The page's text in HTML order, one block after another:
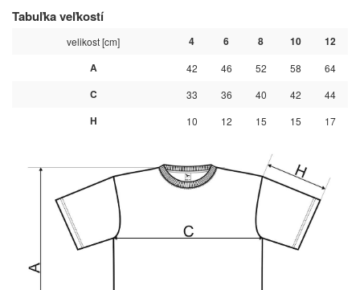
Tabuľka veľkostí
velikost [cm] 4 6 8 10
12
A
42 46 52 58 64
C 33 36 40 42 44
H 10 12 15 15 17